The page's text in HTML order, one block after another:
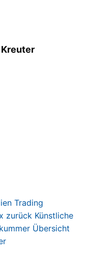
Trading
zurück Künstliche
Übersicht